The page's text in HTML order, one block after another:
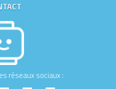
réseaux sociaux :